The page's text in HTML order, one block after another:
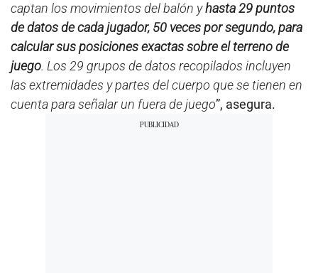
captan los movimientos del balón yhasta 29 puntos
de datos de cada jugador, 50 veces por segundo, para
calcular sus posiciones exactas sobre el terreno de
juego. Los 29 grupos de datos recopilados incluyen
las extremidades y partes del cuerpo que se tienen en
cuenta para señalar un fuera de juego”, asegura.